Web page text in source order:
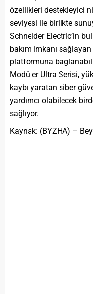
özellikleri destekleyici
seviyesi ile birlikte
Schneider Electric’in
bakım imkanı
platformuna
Modüler Ultra Serisi,
kaybı yaratan siber
yardımcı olabilecek
sağlıyor.
Kaynak: (BYZHA) –